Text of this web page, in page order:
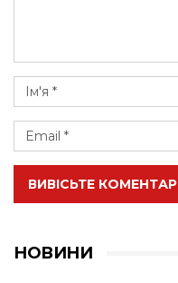
ВИВІСЬТЕ КОМЕНТАР
НОВИНИ